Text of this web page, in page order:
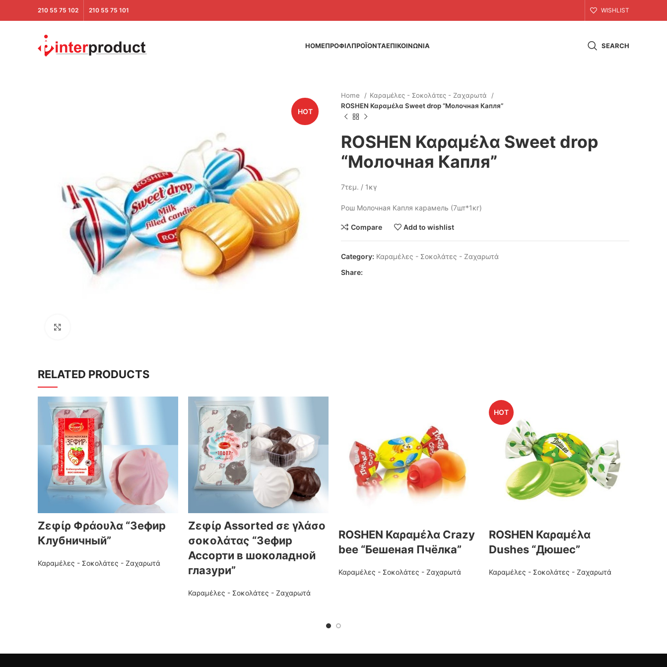
210 55 75 102 210 55 75 101 WISHLIST
HOMEΠΡΟΦΙΛΠΡΟΪΟΝΤΑΕΠΙΚΟΙΝΩΝΙΑ SEARCH
HOT
Home
Καραμέλες - Σοκολάτες - Ζαχαρωτά
ROSHEN Καραμέλα Sweet drop “Молочная Капля”
ROSHEN Καραμέλα Sweet drop
“Молочная Капля”
7τεμ. / 1κγ
Рош Молочная Капля карамель (7шт*1кг)
Compare Add to wishlist
Category: Καραμέλες - Σοκολάτες - Ζαχαρωτά
Share:
RELATED PRODUCTS
Ζεφίρ Φράουλα “Зефир
Клубничный”
Καραμέλες - Σοκολάτες - Ζαχαρωτά
Ζεφίρ Assorted σε γλάσο
σοκολάτας “Зефир
Ассорти в шоколадной
глазури”
Καραμέλες - Σοκολάτες - Ζαχαρωτά
ROSHEN Καραμέλα Crazy
bee “Бешеная Пчёлка”
Καραμέλες - Σοκολάτες - Ζαχαρωτά
HOT
ROSHEN Καραμέλα
Dushes “Дюшес”
Καραμέλες - Σοκολάτες - Ζαχαρωτά